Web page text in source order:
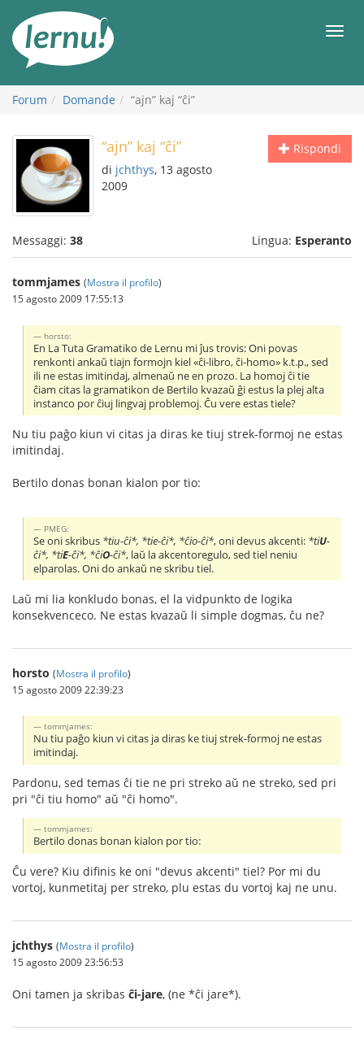
all’indice
Forum Domande “ajn” kaj “ĉi”
Rispondi
“ajn” kaj “ĉi”
di jchthys, 13 agosto
2009
Messaggi: 38 Lingua: Esperanto
tommjames (Mostra il profilo)
15 agosto 2009 17:55:13
horsto:
En La Tuta Gramatiko de Lernu mi ĵus trovis: Oni povas
renkonti ankaŭ tiajn formojn kiel «ĉi-libro, ĉi-homo» k.t.p., sed
ili ne estas imitindaj, almenaŭ ne en prozo. La homoj ĉi tie
ĉiam citas la gramatikon de Bertilo kvazaŭ ĝi estus la plej alta
instanco por ĉiuj lingvaj problemoj. Ĉu vere estas tiele?
Nu tiu paĝo kiun vi citas ja diras ke tiuj strek-formoj ne estas
imitindaj.
Bertilo donas bonan kialon por tio:
PMEG:
Se oni skribus *tiu-ĉi*, *tie-ĉi*, *ĉio-ĉi*, oni devus akcenti: *tiU-
ĉi*, *tiE-ĉi*, *ĉiO-ĉi*, laŭ la akcentoregulo, sed tiel neniu
elparolas. Oni do ankaŭ ne skribu tiel.
Laŭ mi lia konkludo bonas, el la vidpunkto de logika
konsekvenceco. Ne estas kvazaŭ li simple dogmas, ĉu ne?
horsto (Mostra il profilo)
15 agosto 2009 22:39:23
tommjames:
Nu tiu paĝo kiun vi citas ja diras ke tiuj strek-formoj ne estas
imitindaj.
Pardonu, sed temas ĉi tie ne pri streko aŭ ne streko, sed pri
pri "ĉi tiu homo" aŭ "ĉi homo".
tommjames:
Bertilo donas bonan kialon por tio:
Ĉu vere? Kiu difinis ke oni "devus akcenti" tiel? Por mi du
vortoj, kunmetitaj per streko, plu estas du vortoj kaj ne unu.
jchthys (Mostra il profilo)
15 agosto 2009 23:56:53
Oni tamen ja skribas ĉi-jare, (ne *ĉi jare*).